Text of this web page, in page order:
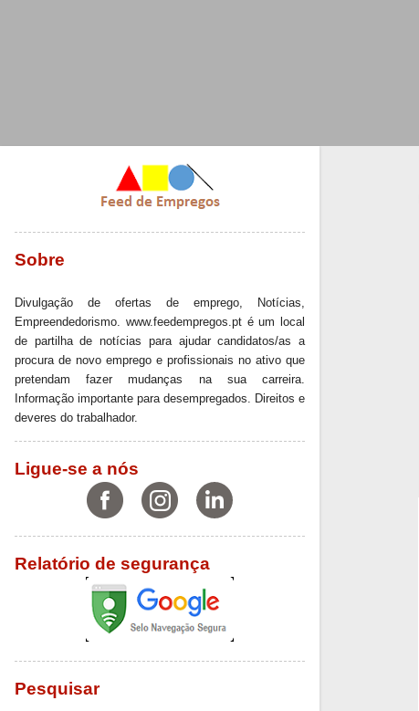
Sobre
Divulgação de ofertas de emprego, Notícias,
Empreendedorismo. www.feedempregos.pt é um local
de partilha de notícias para ajudar candidatos/as a
procura de novo emprego e profissionais no ativo que
pretendam fazer mudanças na sua carreira.
Informação importante para desempregados. Direitos e
deveres do trabalhador.
Ligue-se a nós
Relatório de segurança
Pesquisar